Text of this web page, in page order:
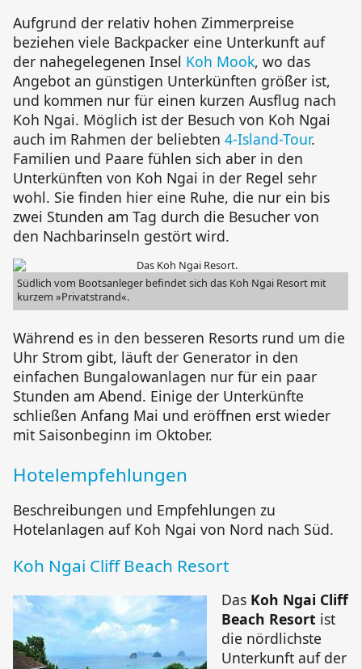
Aufgrund der relativ hohen Zimmerpreise
beziehen viele Backpacker eine Unterkunft auf
der nahegelegenen Insel Koh Mook, wo das
Angebot an günstigen Unterkünften größer ist,
und kommen nur für einen kurzen Ausflug nach
Koh Ngai. Möglich ist der Besuch von Koh Ngai
auch im Rahmen der beliebten 4-Island-Tour.
Familien und Paare fühlen sich aber in den
Unterkünften von Koh Ngai in der Regel sehr
wohl. Sie finden hier eine Ruhe, die nur ein bis
zwei Stunden am Tag durch die Besucher von
den Nachbarinseln gestört wird.
Südlich vom Bootsanleger befindet sich das Koh Ngai Resort mit
kurzem »Privatstrand«.
Während es in den besseren Resorts rund um die
Uhr Strom gibt, läuft der Generator in den
einfachen Bungalowanlagen nur für ein paar
Stunden am Abend. Einige der Unterkünfte
schließen Anfang Mai und eröffnen erst wieder
mit Saisonbeginn im Oktober.
Hotelempfehlungen
Beschreibungen und Empfehlungen zu
Hotelanlagen auf Koh Ngai von Nord nach Süd.
Koh Ngai Cliff Beach Resort
Das Koh Ngai Cliff
Beach Resort ist
die nördlichste
Unterkunft auf der